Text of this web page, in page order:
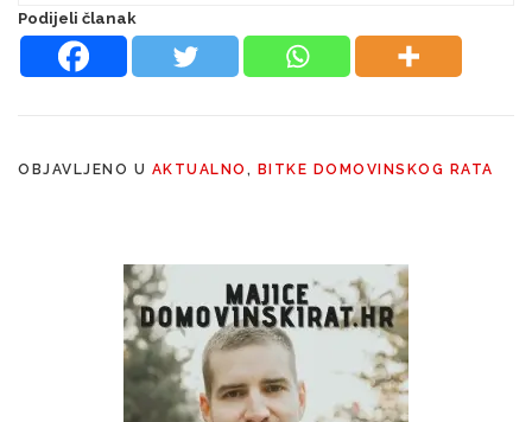
Podijeli članak
OBJAVLJENO U AKTUALNO , BITKE DOMOVINSKOG RATA